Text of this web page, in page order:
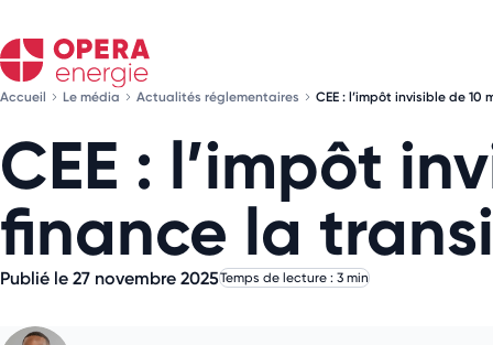
Accueil Le média Actualités réglementaires CEE : l’impôt invisible de
CEE : l’impôt
finance la
Publié le 27 novembre 2025Temps de lecture : 3 min